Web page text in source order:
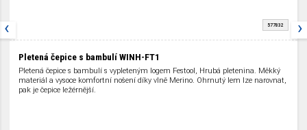
577832
Pletená čepice s bambulí WINH-FT1
Pletená čepice s bambulí s vypleteným logem Festool, Hrubá pletenina. Měkký
materiál a vysoce komfortní nošení díky vlně Merino. Ohrnutý lem lze narovnat,
pak je čepice ležérnější.
‹ ›